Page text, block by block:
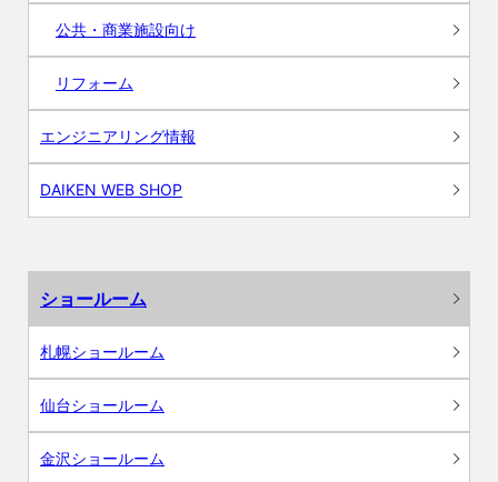
公共・商業施設向け
リフォーム
エンジニアリング情報
DAIKEN WEB SHOP
ショールーム
札幌ショールーム
仙台ショールーム
金沢ショールーム